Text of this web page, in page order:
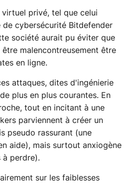
virtuel privé, tel que celui
de cybersécurité Bitdefender
société aurait pu éviter que
malencontreusement être
en ligne.
attaques, dites d'ingénierie
plus en plus courantes. En
tout en incitant à une
parviennent à créer un
pseudo rassurant (une
aide), mais surtout anxiogène
à perdre).
sur les faiblesses